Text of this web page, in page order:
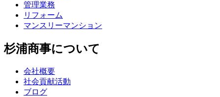
管理業務
リフォーム
マンスリーマンション
杉浦商事について
会社概要
社会貢献活動
ブログ